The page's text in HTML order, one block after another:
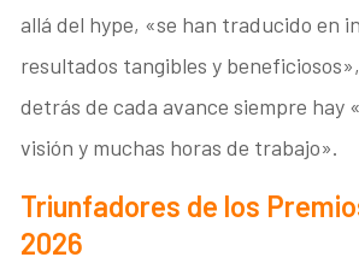
allá del hype, «se han traducido en
resultados tangibles y
detrás de cada avance siempre hay
visión y muchas horas de trabajo».
Triunfadores de los
2026